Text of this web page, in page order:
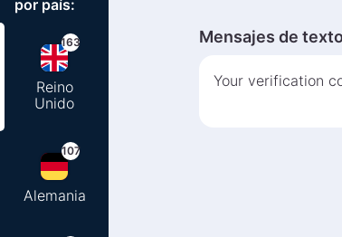
por país:
163
Reino
Unido
107
Alemania
Mensajes de
Your verification